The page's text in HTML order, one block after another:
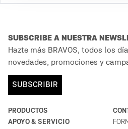
PRODUCTOS
APOYO & SERVICIO
SUBSCRIBE A NUESTRA
Hazte más BRAVOS, todos los
novedades, promociones y
SUBSCRIBIR